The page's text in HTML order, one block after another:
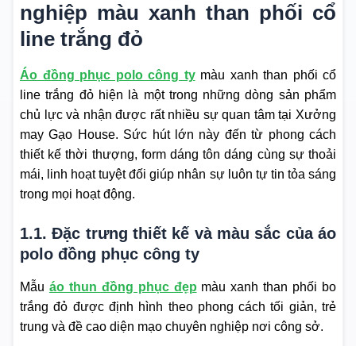
nghiệp màu xanh than phối cổ
line trắng đỏ
Áo đồng phục polo công tymàu xanh than phối cổ
line trắng đỏ hiện là một trong những dòng sản phẩm
chủ lực và nhận được rất nhiều sự quan tâm tại Xưởng
may Gạo House. Sức hút lớn này đến từ phong cách
thiết kế thời thượng, form dáng tôn dáng cùng sự thoải
mái, linh hoạt tuyệt đối giúp nhân sự luôn tự tin tỏa sáng
trong mọi hoạt động.
1.1. Đặc trưng thiết kế và màu sắc của áo
polo đồng phục công ty
Mẫu áo thun đồng phục đẹp màu xanh than phối bo
trắng đỏ được định hình theo phong cách tối giản, trẻ
trung và đề cao diện mạo chuyên nghiệp nơi công sở.